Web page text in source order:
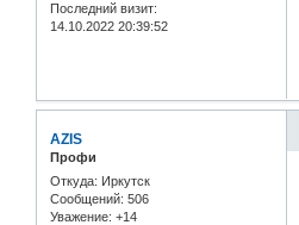
Последний визит:
14.10.2022 20:39:52
AZIS
Профи
Откуда: Иркутск
Сообщений: 506
Уважение: +14